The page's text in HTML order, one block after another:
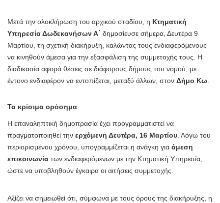
Μετά την ολοκλήρωση του αρχικού σταδίου, η Κτηματική
Υπηρεσία Δωδεκανήσων Α΄ δημοσίευσε σήμερα, Δευτέρα 9
Μαρτίου, τη σχετική διακήρυξη, καλώντας τους ενδιαφερόμενους
να κινηθούν άμεσα για την εξασφάλιση της συμμετοχής τους. Η
διαδικασία αφορά θέσεις σε διάφορους δήμους του νομού, με
έντονο ενδιαφέρον να εντοπίζεται, μεταξύ άλλων, στον Δήμο Κω.
Τα κρίσιμα ορόσημα
Η επαναληπτική δημοπρασία έχει προγραμματιστεί να
πραγματοποιηθεί την ερχόμενη Δευτέρα, 16 Μαρτίου. Λόγω του
περιορισμένου χρόνου, υπογραμμίζεται η ανάγκη για άμεση
επικοινωνία των ενδιαφερόμενων με την Κτηματική Υπηρεσία,
ώστε να υποβληθούν έγκαιρα οι αιτήσεις συμμετοχής.
Αξίζει να σημειωθεί ότι, σύμφωνα με τους όρους της διακήρυξης, η